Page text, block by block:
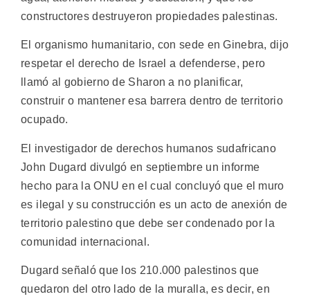
constructores destruyeron propiedades palestinas.
El organismo humanitario, con sede en Ginebra, dijo
respetar el derecho de Israel a defenderse, pero
llamó al gobierno de Sharon a no planificar,
construir o mantener esa barrera dentro de territorio
ocupado.
El investigador de derechos humanos sudafricano
John Dugard divulgó en septiembre un informe
hecho para la ONU en el cual concluyó que el muro
es ilegal y su construcción es un acto de anexión de
territorio palestino que debe ser condenado por la
comunidad internacional.
Dugard señaló que los 210.000 palestinos que
quedaron del otro lado de la muralla, es decir, en